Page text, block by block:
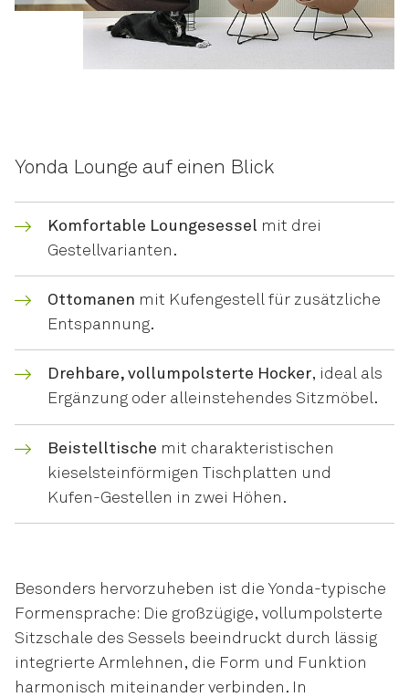
Yonda Lounge auf einen Blick
Komfortable Loungesessel mit drei
Gestellvarianten.
Ottomanen mit Kufengestell für zusätzliche
Entspannung.
Drehbare, vollumpolsterte Hocker, ideal als
Ergänzung oder alleinstehendes Sitzmöbel.
Beistelltische mit charakteristischen
kieselsteinförmigen Tischplatten und
Kufen-Gestellen in zwei Höhen.
Besonders hervorzuheben ist die Yonda-typische
Formensprache: Die großzügige, vollumpolsterte
Sitzschale des Sessels beeindruckt durch lässig
integrierte Armlehnen, die Form und Funktion
harmonisch miteinander verbinden. In